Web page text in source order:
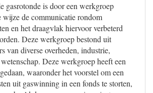
gasrotonde is door een werkgroep
wijze de communicatie rondom
en het draagvlak hiervoor verbeterd
Deze werkgroep bestond uit
van diverse overheden, industrie,
Deze werkgroep heeft een
waaronder het voorstel om een
uit gaswinning in een fonds te storten,